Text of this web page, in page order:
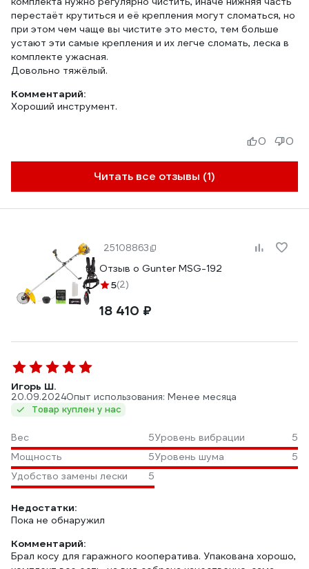
перестаёт крутиться и её крепления могут сломаться, но
при этом чем чаще вы чистите это место, тем больше
устают эти самые крепления и их легче сломать, леска в
комплекте ужасная.
Довольно тяжёлый.
Комментарий:
Хороший инструмент.
Читать все отзывы (1)
0 0
25108863
Отзыв о Gunter MSG-192
5(2)
18 410 ₽
Игорь Ш.
20.09.2024Опыт использования: Менее месяца
Товар куплен у нас
Вес 5Уровень вибрации
5
Мощность
5Уровень шума
5
Удобство замены лески
5
Недостатки:
Пока не обнаружил
Комментарий:
Брал косу для гаражного кооператива. Упакована хорошо,